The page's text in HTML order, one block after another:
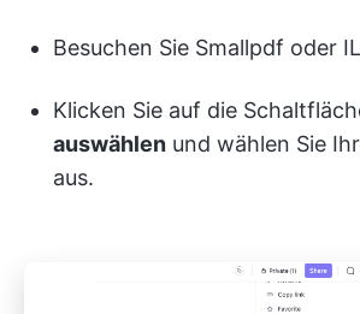
Besuchen Sie Smallpdf oder
Klicken Sie auf die
auswählen und wählen Sie
aus.